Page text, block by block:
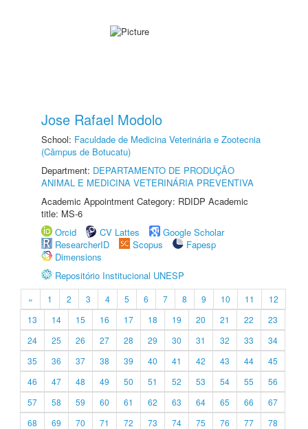
Jose Rafael Modolo
School: Faculdade de Medicina Veterinária e Zootecnia
(Câmpus de Botucatu)
Department: DEPARTAMENTO DE PRODUÇÃO
ANIMAL E MEDICINA VETERINÁRIA PREVENTIVA
Academic Appointment Category: RDIDP Academic
title: MS-6
Orcid
CV Lattes
Google Scholar
ResearcherID
Scopus
Fapesp
Dimensions
Repositório Institucional UNESP
« 1 2 3 4 5 6 7 8 9 10 11
12
13
14 15 16 17 18 19 20 21 22
23
24
25 26 27 28 29 30 31 32 33
34
35
36 37 38 39 40 41 42 43 44
45
46
47 48 49 50 51 52 53 54 55
56
57
58 59 60 61 62 63 64 65 66
67
68
69 70 71 72 73 74 75 76 77
78